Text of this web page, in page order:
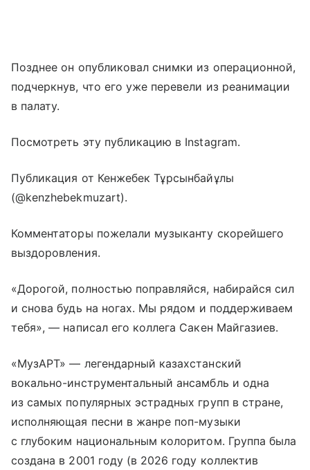
Позднее он опубликовал снимки из операционной,
подчеркнув, что его уже перевели из реанимации
в палату.
Посмотреть эту публикацию в Instagram.
Публикация от Кенжебек Тұрсынбайұлы
(@kenzhebekmuzart).
Комментаторы пожелали музыканту скорейшего
выздоровления.
«Дорогой, полностью поправляйся, набирайся сил
и снова будь на ногах. Мы рядом и поддерживаем
тебя», — написал его коллега Сакен Майгазиев.
«МузАРТ» — легендарный казахстанский
вокально-инструментальный ансамбль и одна
из самых популярных эстрадных групп в стране,
исполняющая песни в жанре поп-музыки
с глубоким национальным колоритом. Группа была
создана в 2001 году (в 2026 году коллектив